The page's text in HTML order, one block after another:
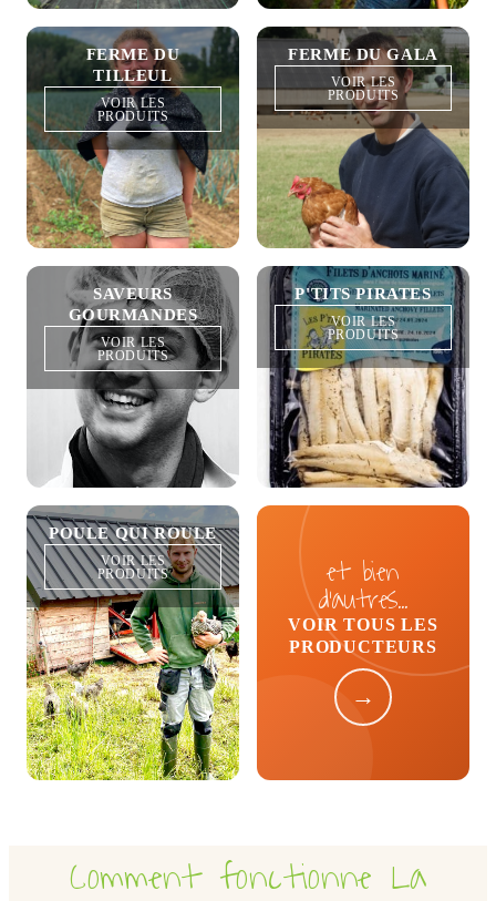
FERME DU
TILLEUL
VOIR LES
PRODUITS
FERME DU GALA
VOIR LES
PRODUITS
SAVEURS
GOURMANDES
VOIR LES
PRODUITS
P'TITS PIRATES
VOIR LES
PRODUITS
POULE QUI ROULE
VOIR LES
PRODUITS
et bien
d’autres…
VOIR TOUS LES
PRODUCTEURS
→
Comment fonctionne La